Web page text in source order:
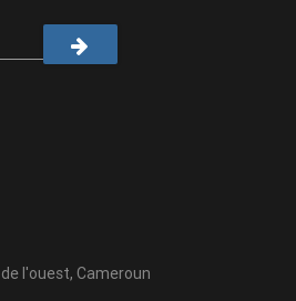
l'ouest, Cameroun